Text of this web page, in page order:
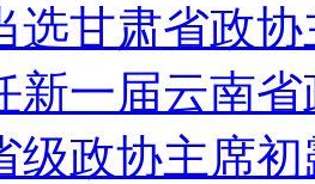
选甘肃省政协
新一届云南
级政协主席